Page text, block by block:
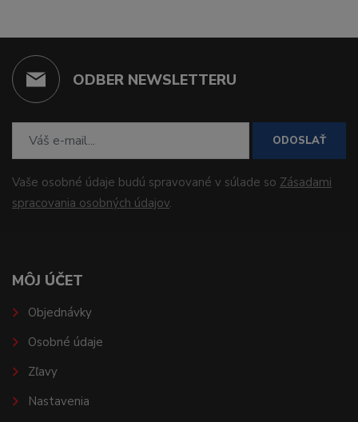
ODBER NEWSLETTERU
ODOSLAŤ
Vaše osobné údaje budú spravované v súlade so Zásadami
spracovania osobných údajov.
MÔJ ÚČET
Objednávky
Osobné údaje
Zľavy
Nastavenia